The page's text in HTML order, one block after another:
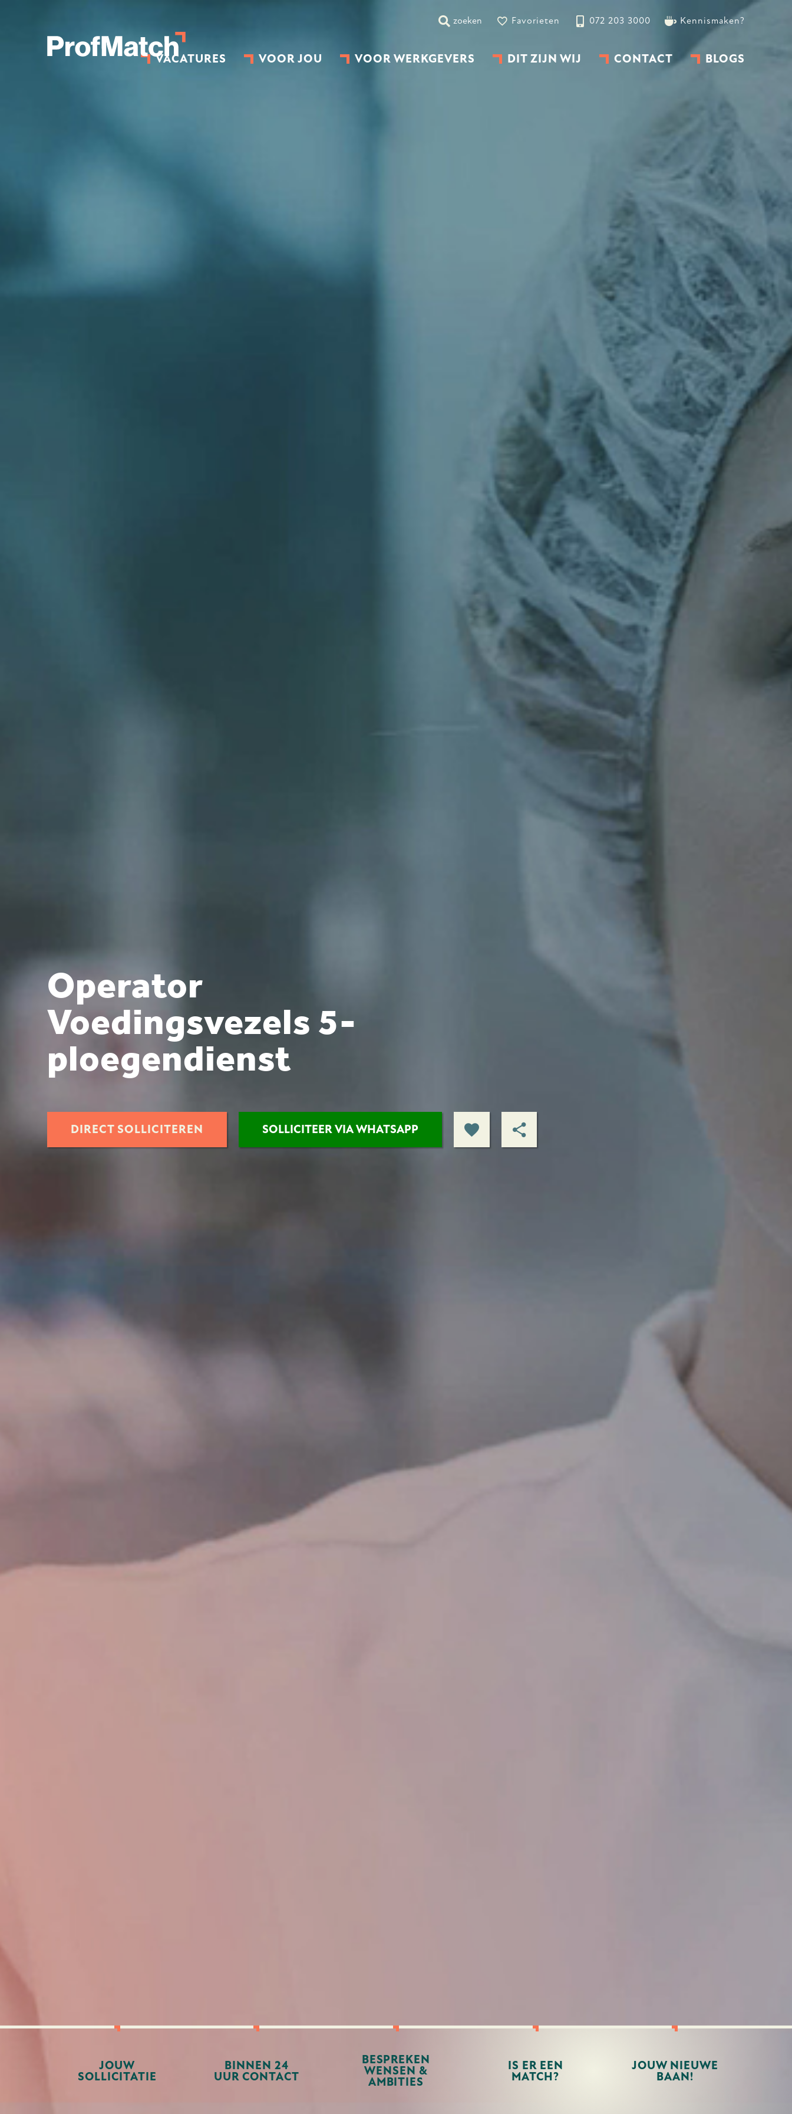
zoeken Favorieten 072 203 3000 Kennismaken?
VACATURES VOOR JOU VOOR WERKGEVERS DIT ZIJN WIJ CONTACT BLOGS
Operator
Voedingsvezels 5-
ploegendienst
DIRECT SOLLICITEREN SOLLICITEER VIA WHATSAPP
JOUW
SOLLICITATIE
BINNEN 24
UUR CONTACT
BESPREKEN
WENSEN &
AMBITIES
IS ER EEN
MATCH?
JOUW NIEUWE
BAAN!